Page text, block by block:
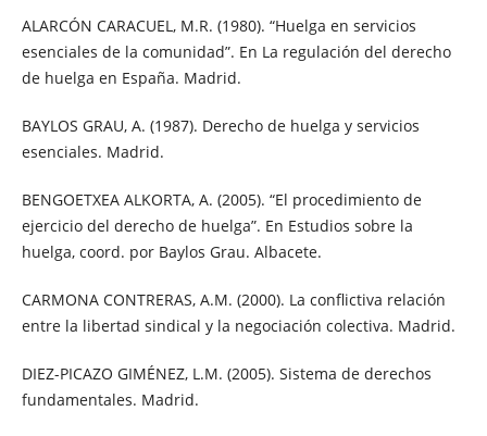
ALARCÓN CARACUEL, M.R. (1980). “Huelga en servicios
esenciales de la comunidad”. En La regulación del derecho
de huelga en España. Madrid.
BAYLOS GRAU, A. (1987). Derecho de huelga y servicios
esenciales. Madrid.
BENGOETXEA ALKORTA, A. (2005). “El procedimiento de
ejercicio del derecho de huelga”. En Estudios sobre la
huelga, coord. por Baylos Grau. Albacete.
CARMONA CONTRERAS, A.M. (2000). La conflictiva relación
entre la libertad sindical y la negociación colectiva. Madrid.
DIEZ-PICAZO GIMÉNEZ, L.M. (2005). Sistema de derechos
fundamentales. Madrid.